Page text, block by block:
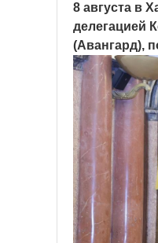
8 августа в
делегацией
(Авангард),